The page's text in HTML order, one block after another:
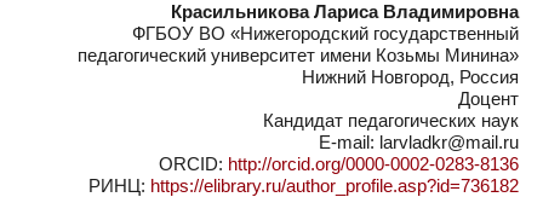
Красильникова Лариса Владимировна
ФГБОУ ВО «Нижегородский государственный
педагогический университет имени Козьмы Минина»
Нижний Новгород, Россия
Доцент
Кандидат педагогических наук
E-mail: larvladkr@mail.ru
ORCID: http://orcid.org/0000-0002-0283-8136
РИНЦ: https://elibrary.ru/author_profile.asp?id=736182